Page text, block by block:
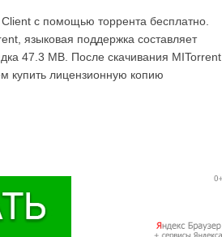
с помощью торрента бесплатно.
языковая поддержка составляет
47.3 MB. После скачивания MITorrent
купить лицензионную копию